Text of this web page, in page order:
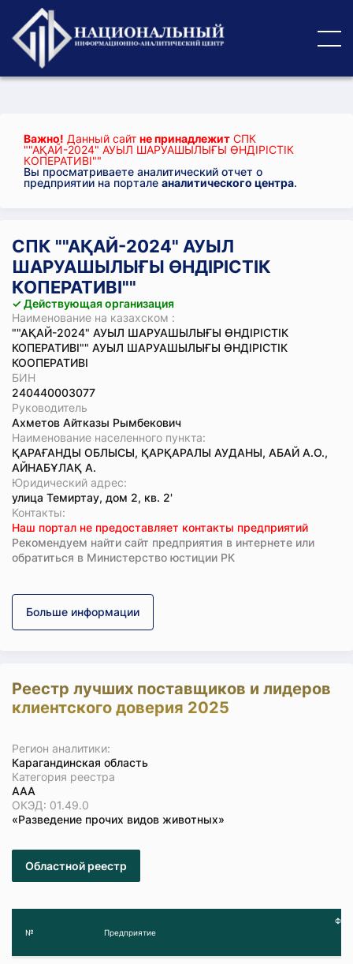
Важно! Данный сайт не принадлежит СПК
""АҚАЙ-2024" АУЫЛ ШАРУАШЫЛЫҒЫ ӨНДІРІСТІК
КОПЕРАТИВІ""
Вы просматриваете аналитический отчет о
предприятии на портале аналитического центра.
СПК ""АҚАЙ-2024" АУЫЛ
ШАРУАШЫЛЫҒЫ ӨНДІРІСТІК
КОПЕРАТИВІ""
✓ Действующая организация
Наименование на казахском :
""АҚАЙ-2024" АУЫЛ ШАРУАШЫЛЫҒЫ ӨНДІРІСТІК
КОПЕРАТИВІ"" АУЫЛ ШАРУАШЫЛЫҒЫ ӨНДІРІСТІК
КООПЕРАТИВІ
БИН
240440003077
Руководитель
Ахметов Айтказы Рымбекович
Наименование населенного пункта:
ҚАРАҒАНДЫ ОБЛЫСЫ, ҚАРҚАРАЛЫ АУДАНЫ, АБАЙ А.О.,
АЙНАБҰЛАҚ А.
Юридический адрес:
улица Темиртау, дом 2, кв. 2'
Koнтaкты:
Наш портал не предоставляет контакты предприятий
Рекомендуем найти сайт предприятия в интернете или
обратиться в Министерство юстиции РК
Больше информации
Реестр лучших поставщиков и лидеров
клиентского доверия 2025
Регион аналитики:
Карагандинская область
Категория реестра
ААА
ОКЭД: 01.49.0
«Разведение прочих видов животных»
Областной реестр
№ Предприятие